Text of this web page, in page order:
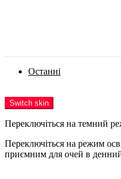
Останні
Switch skin
Переключіться на темний
Переключіться на режим
приємним для очей в